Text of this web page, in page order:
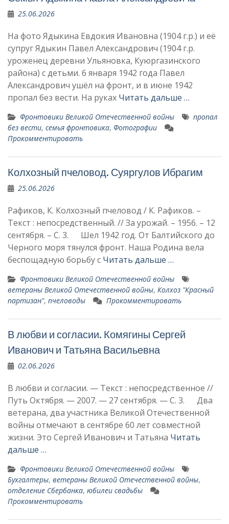
25.06.2026
На фото Ядыкина Евдокия Ивановна (1904 г.р.) и её
супруг Ядыкин Павел Александрович (1904 г.р.
уроженец деревни Ульяновка, Куюргазинского
района) с детьми. 6 января 1942 года Павел
Александрович ушёл на фронт, и в июне 1942
пропал без вести. На руках Читать дальше …
Фронтовики Великой Отечественной войны
пропал
без вести, семья фронтовика, Фотографии
Прокомментировать
Колхозный пчеловод. Суяргулов Иб­рагим
25.06.2026
Рафиков, К. Колхозный пчеловод / К. Рафиков. –
Текст : непосредственный. // За урожай. – 1956. – 12
сентября. – С. 3. Шел 1942 год. От Балтий­ского до
Черного моря тянул­ся фронт. Наша Родина ве­ла
беспощадную борьбу с Читать дальше …
Фронтовики Великой Отечественной войны
ветераны Великой Отечественной войны, Колхоз "Красный
партизан", пчеловоды Прокомментировать
В любви и согласии. Комя­гины Сергей
Иванович и Татьяна Васильевна
02.06.2026
В любви и согласии. — Текст : непосредственное //
Путь Октября. — 2007. — 27 сентября. — С. 3. Два
ветерана, два участни­ка Великой Отечественной
войны отмечают в сентябре 60 лет совместной
жизни. Это Сергей Иванович и Татьяна Читать
дальше …
Фронтовики Великой Отечественной войны
Бухгалтеры, ветераны Великой Отечественной войны,
отделение Сбербанка, юбилеи свадьбы
Прокомментировать